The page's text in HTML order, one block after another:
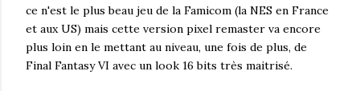
ce n'est le plus beau jeu de la Famicom (la NES en France
et aux US) mais cette version pixel remaster va encore
plus loin en le mettant au niveau, une fois de plus, de
Final Fantasy VI avec un look 16 bits très maitrisé.